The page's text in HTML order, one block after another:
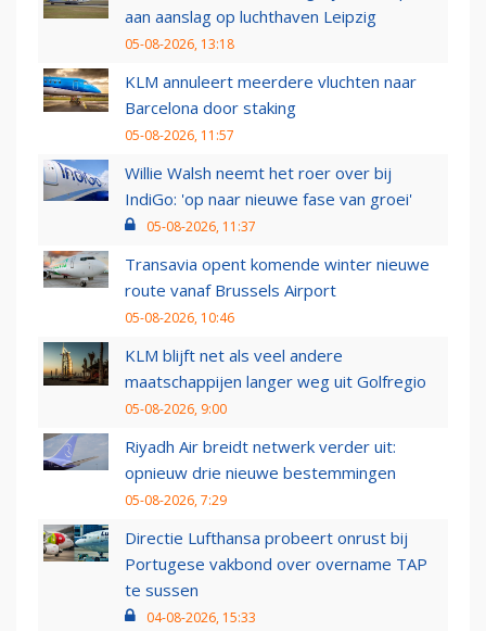
aan aanslag op luchthaven Leipzig
05-08-2026, 13:18
KLM annuleert meerdere vluchten naar
Barcelona door staking
05-08-2026, 11:57
Willie Walsh neemt het roer over bij
IndiGo: 'op naar nieuwe fase van groei'
05-08-2026, 11:37
Transavia opent komende winter nieuwe
route vanaf Brussels Airport
05-08-2026, 10:46
KLM blijft net als veel andere
maatschappijen langer weg uit Golfregio
05-08-2026, 9:00
Riyadh Air breidt netwerk verder uit:
opnieuw drie nieuwe bestemmingen
05-08-2026, 7:29
Directie Lufthansa probeert onrust bij
Portugese vakbond over overname TAP
te sussen
04-08-2026, 15:33